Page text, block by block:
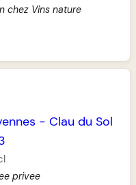
chez Vins nature
- Clau du Sol
privee